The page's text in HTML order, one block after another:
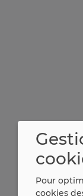
Pour
cookies